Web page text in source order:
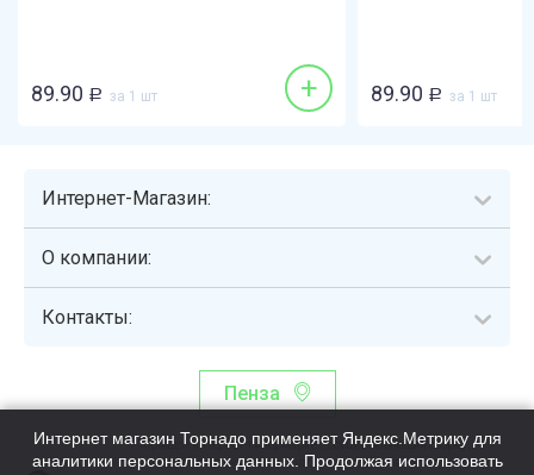
89.90 Р за 1 шт + 89.90 Р за 1 шт
Интернет-Магазин:
О компании:
Контакты:
Пенза
Торнадо - интернет-гипермаркет, осуществляющий сборку,
выдачу и доставку готовых наборов продуктов питания.
Интернет магазин Торнадо применяет Яндекс.Метрику для
аналитики персональных данных. Продолжая использовать